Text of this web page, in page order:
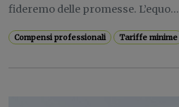
fideremo delle promesse. L’equo...
Compensi professionali Tariffe minime